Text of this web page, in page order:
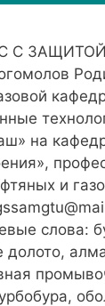
С
на
и
слова: